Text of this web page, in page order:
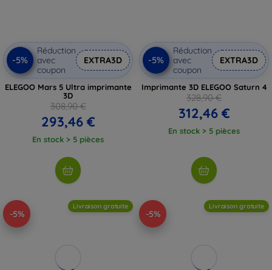
-5%
Réduction
avec
coupon
EXTRA3D
ELEGOO Mars 5 Ultra imprimante
3D
308,90 €
293,46 €
En stock > 5 pièces
-5%
Réduction
avec
coupon
EXTRA3D
Imprimante 3D ELEGOO Saturn 4
328,90 €
312,46 €
En stock > 5 pièces
-5%
Livraison gratuite
-5%
Livraison gratuite